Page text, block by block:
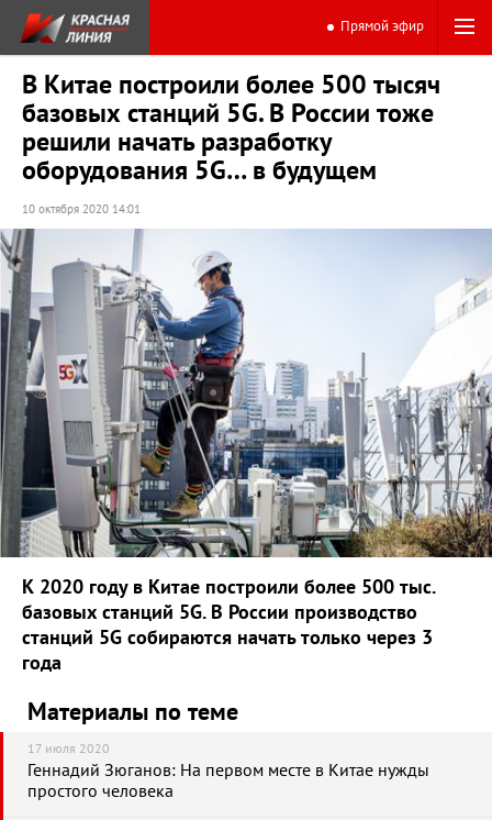
Прямой эфир
В Китае построили более 500 тысяч
базовых станций 5G. В России тоже
решили начать разработку
оборудования 5G… в будущем
10 октября 2020 14:01
К 2020 году в Китае построили более 500 тыс.
базовых станций 5G. В России производство
станций 5G собираются начать только через 3
года
Материалы по теме
17 июля 2020
Геннадий Зюганов: На первом месте в Китае нужды
простого человека